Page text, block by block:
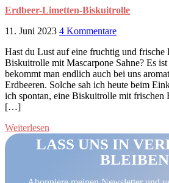
Erdbeer-Limetten-Biskuitrolle
11. Juni 2023 4 Kommentare
Hast du Lust auf eine fruchtig und frische
Biskuitrolle mit Mascarpone Sahne? Es
bekommt man endlich auch bei uns
Erdbeeren. Solche sah ich heute beim
ich spontan, eine Biskuitrolle mit frischen
[…]
Weiterlesen
LASS UNS IN